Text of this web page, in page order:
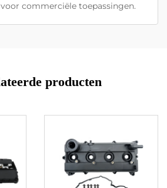
commerciële toepassingen.
producten